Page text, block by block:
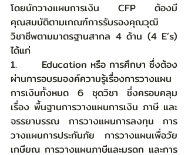
โดยนักวางแผนการเงิน CFP ต้องมี
คุณสมบัติตามเกณฑ์การรับรองคุณวุฒิ
วิชาชีพตามมาตรฐานสากล 4 ด้าน (4 E’s)
ได้แก่
1.       Education หรือ การศึกษา ซึ่งต้อง
ผ่านการอบรมองค์ความรู้เรื่องการวางแผน
การเงินทั้งหมด 6 ชุดวิชา ซึ่งครอบคลุม
เรื่อง พื้นฐานการวางแผนการเงิน ภาษี และ
จรรยาบรรณ การวางแผนการลงทุน การ
วางแผนการประกันภัย การวางแผนเพื่อวัย
เกษียณ การวางแผนภาษีและมรดก และการ